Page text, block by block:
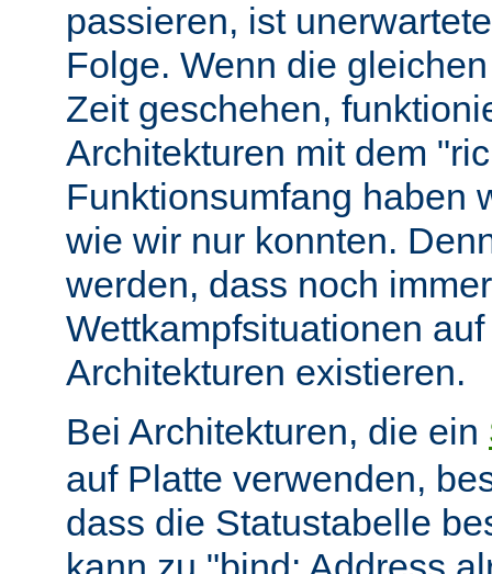
passieren, ist
Folge. Wenn die
Zeit geschehen,
Architekturen mit dem
Funktionsumfang haben
wie wir nur konnten.
werden, dass noch immer
Wettkampfsituationen
Architekturen existieren.
Bei Architekturen, die ein
auf Platte verwenden,
dass die Statustabelle